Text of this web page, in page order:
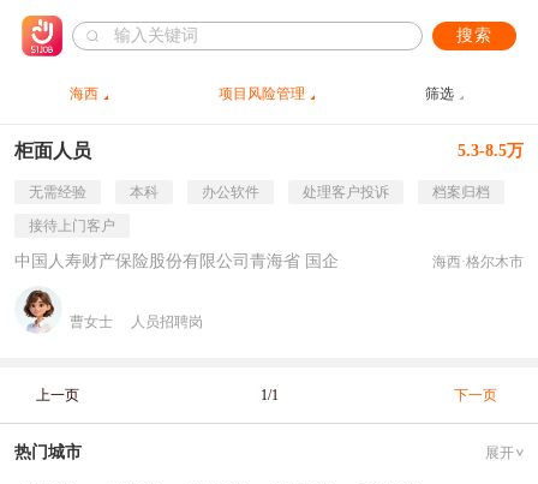
搜索
海西 项目风险管理 筛选
柜面人员 5.3-8.5万
无需经验 本科 办公软件 处理客户投诉
档案归档
接待上门客户
中国人寿财产保险股份有限公司青海省 国企 海西·格尔木市
曹女士 人员招聘岗
上一页 1/1 下一页
热门城市 展开